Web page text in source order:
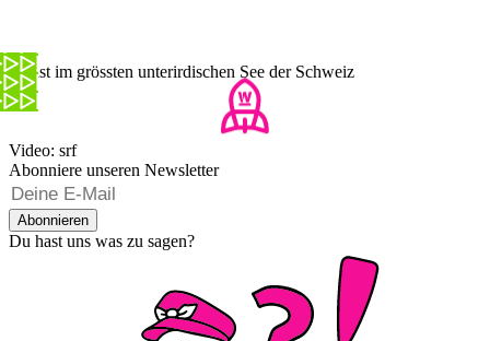
Kunst im grössten unterirdischen See der Schweiz
Video: srf
Abonniere unseren Newsletter
Abonnieren
Du hast uns was zu sagen?